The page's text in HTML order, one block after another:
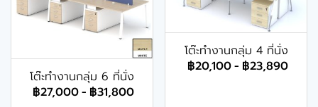
โต๊ะทำงานกลุ่ม 6 ที่นั่ง
฿27,000- ฿31,800
โต๊ะทำงานกลุ่ม 4 ที่นั่ง
฿20,100- ฿23,890